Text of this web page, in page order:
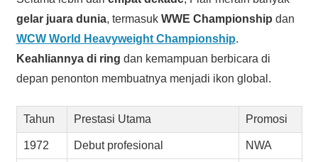
gelar juara dunia, termasuk WWE Championship dan
WCW World Heavyweight Championship.
Keahliannya di ring dan kemampuan berbicara di
depan penonton membuatnya menjadi ikon global.
Tahun Prestasi Utama Promosi
1972 Debut profesional NWA